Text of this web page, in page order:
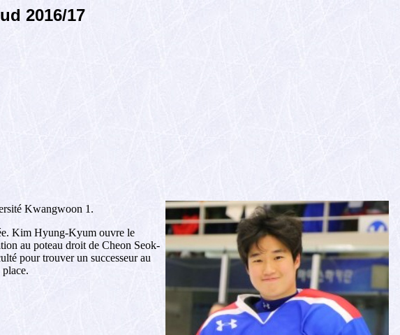
2016/17
Kwangwoon 1.
Kim Hyung-Kyum ouvre le
au poteau droit de Cheon Seok-
pour trouver un successeur au